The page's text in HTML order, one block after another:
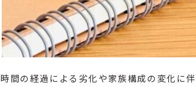
時間の経過による劣化や家族構成の変化に